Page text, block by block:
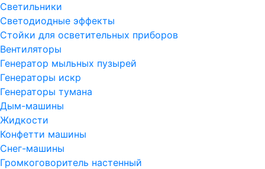
Светильники
Светодиодные эффекты
Стойки для осветительных приборов
Вентиляторы
Генератор мыльных пузырей
Генераторы искр
Генераторы тумана
Дым-машины
Жидкости
Конфетти машины
Снег-машины
Громкоговоритель настенный